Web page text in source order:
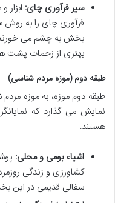
سیر فرآوری چای:
فرآوری چای را به
بخش به چشم می خورند.
بهتری از زحمات پشت
طبقه دوم (موزه مردم شناسی)
طبقه دوم موزه، به موزه
نمایش می گذارد که
هستند:
اشیاء بومی و محلی:
کشاورزی و زندگی
سفالی قدیمی در این